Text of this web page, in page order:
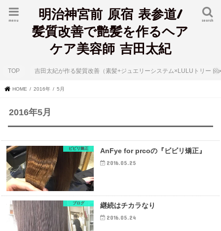
明治神宮前 原宿 表参道/
髪質改善で艶髪を作るヘア
ケア美容師 吉田太紀
search
menu
TOP 吉田太紀が作る髪質改善（素髪+ジュエリーシステム×LULUトリート
HOME 2016年 5月
2016年5月
ビビリ矯正 AnFye for prcoの『ビビリ矯正』
2016.05.25
ブログ 継続はチカラなり
2016.05.24